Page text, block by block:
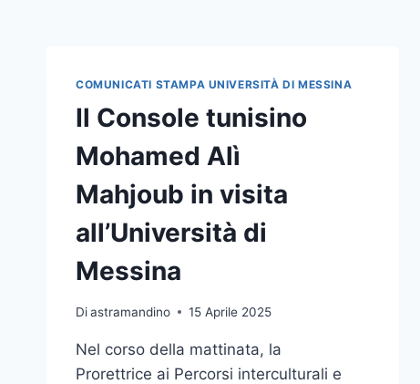
COMUNICATI STAMPA UNIVERSITÀ DI MESSINA
Il Console tunisino
Mohamed Alì
Mahjoub in visita
all’Università di
Messina
Diastramandino 15 Aprile 2025
Nel corso della mattinata, la
Prorettrice ai Percorsi interculturali e